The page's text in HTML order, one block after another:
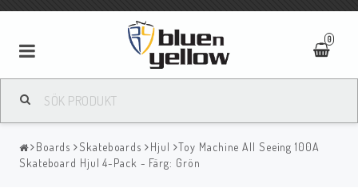
0
Boards Skateboards Hjul
Toy Machine All Seeing 100A
Skateboard Hjul 4-Pack - Färg: Grön